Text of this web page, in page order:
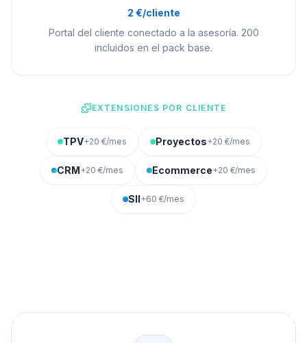
2 €/cliente
Portal del cliente conectado a la asesoría. 200
incluidos en el pack base.
EXTENSIONES POR CLIENTE
TPV+20 €/mes Proyectos+20 €/mes
CRM+20 €/mes Ecommerce+20 €/mes
SII+60 €/mes